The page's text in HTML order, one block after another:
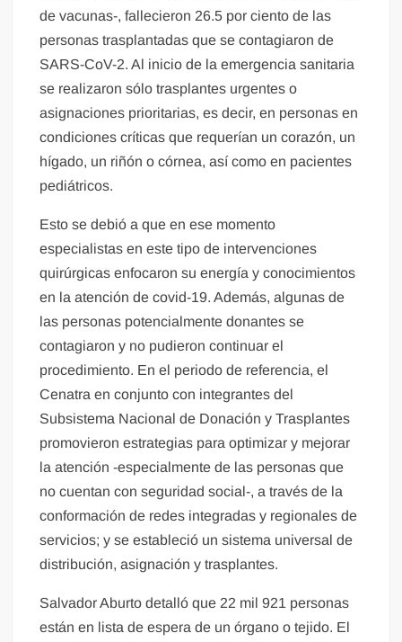
de vacunas-, fallecieron 26.5 por ciento de las
personas trasplantadas que se contagiaron de
SARS-CoV-2. Al inicio de la emergencia sanitaria
se realizaron sólo trasplantes urgentes o
asignaciones prioritarias, es decir, en personas en
condiciones críticas que requerían un corazón, un
hígado, un riñón o córnea, así como en pacientes
pediátricos.
Esto se debió a que en ese momento
especialistas en este tipo de intervenciones
quirúrgicas enfocaron su energía y conocimientos
en la atención de covid-19. Además, algunas de
las personas potencialmente donantes se
contagiaron y no pudieron continuar el
procedimiento. En el periodo de referencia, el
Cenatra en conjunto con integrantes del
Subsistema Nacional de Donación y Trasplantes
promovieron estrategias para optimizar y mejorar
la atención -especialmente de las personas que
no cuentan con seguridad social-, a través de la
conformación de redes integradas y regionales de
servicios; y se estableció un sistema universal de
distribución, asignación y trasplantes.
Salvador Aburto detalló que 22 mil 921 personas
están en lista de espera de un órgano o tejido. El